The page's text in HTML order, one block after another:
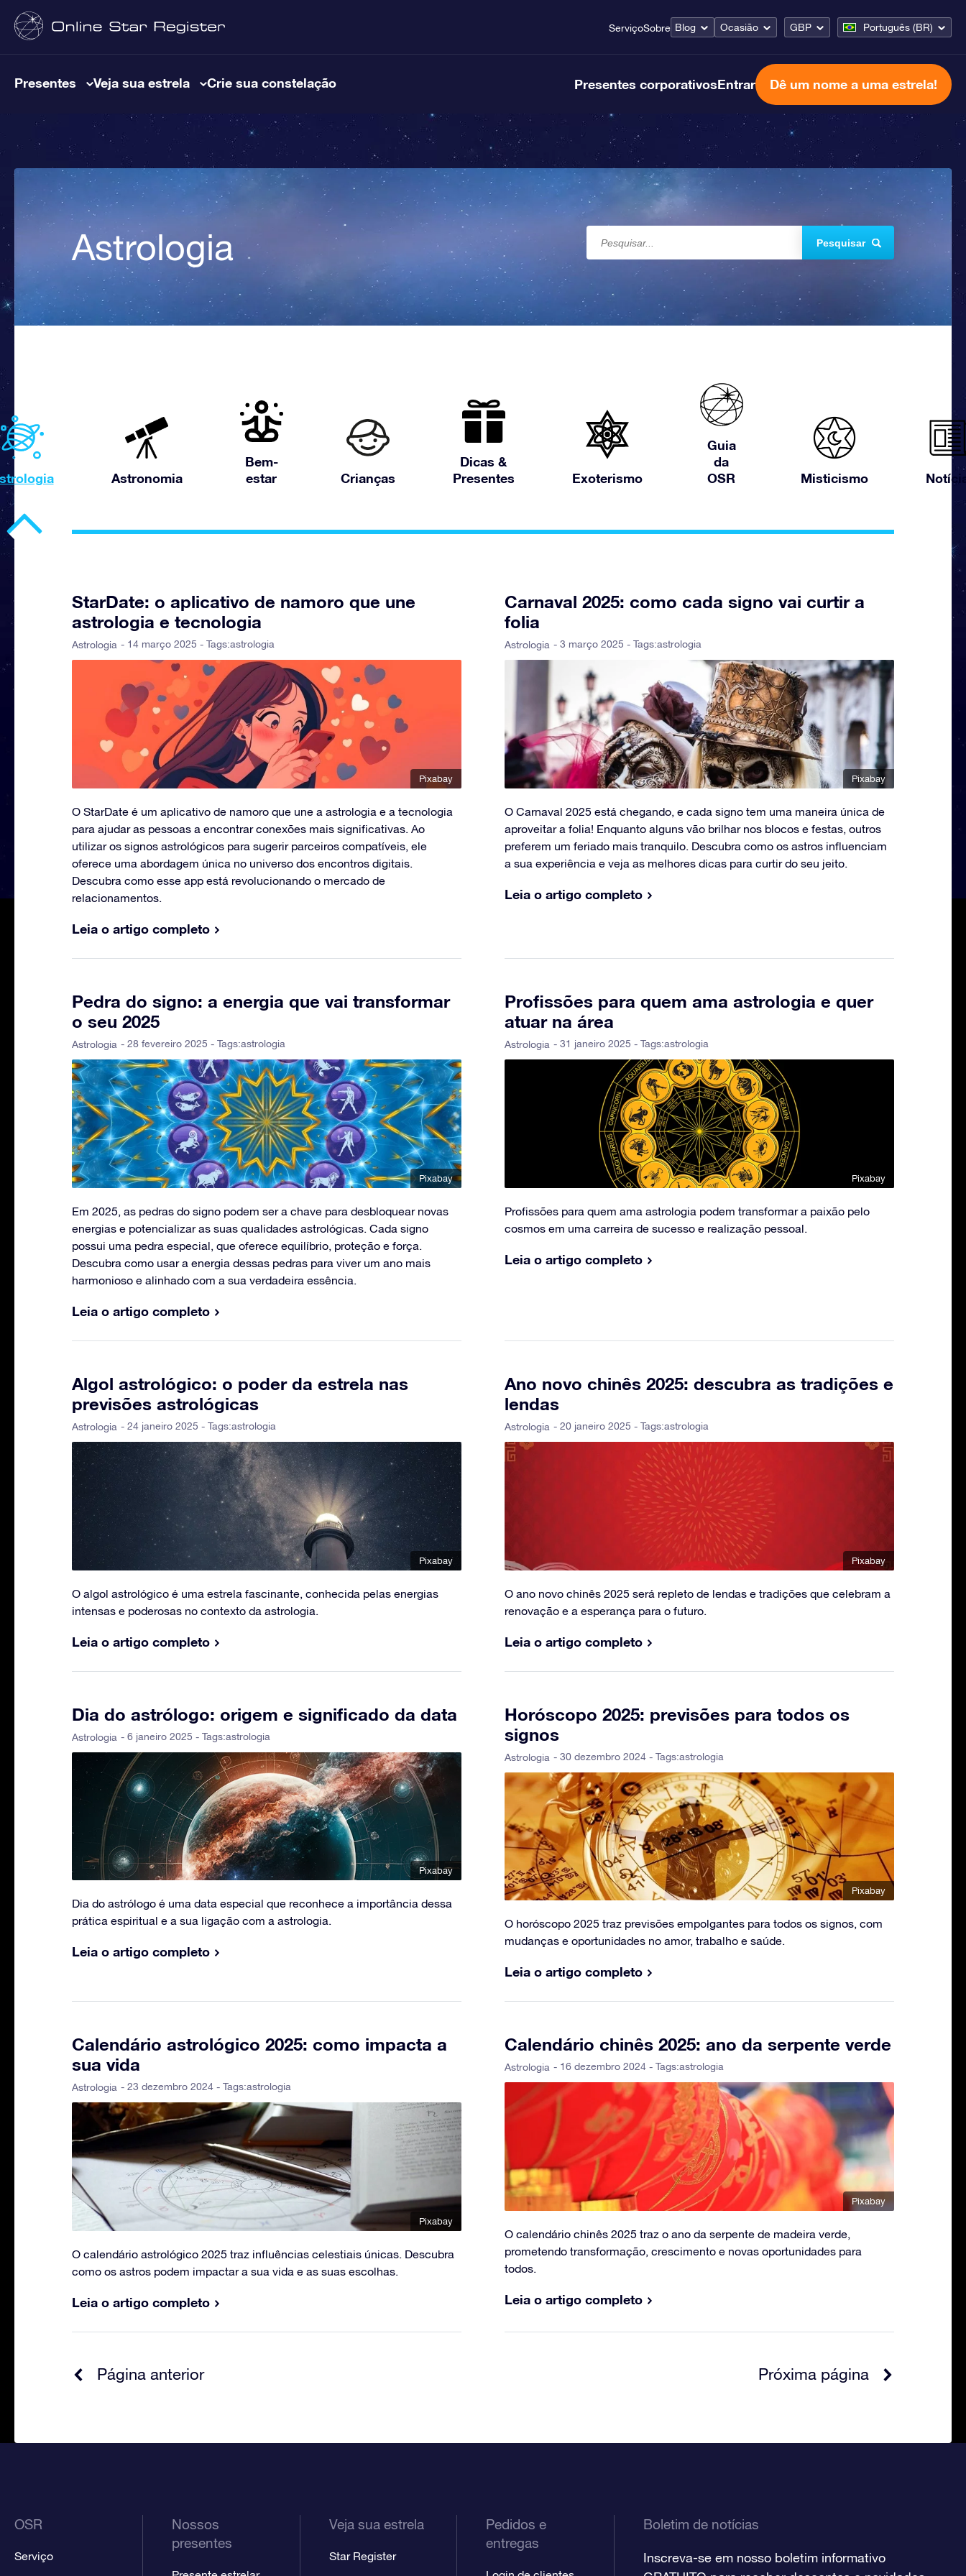
ServiçoSobre Blog Ocasião GBP Português (BR)
Presentes Veja sua estrela Crie sua constelação Presentes corporativosEntrar Dê um nome a uma estrela!
Astrologia Pesquisar
Astronomia
Bem-
estar
Crianças
Dicas &
Presentes
Exoterismo
Guia
da
OSR
Misticismo
StarDate: o aplicativo de namoro que une
astrologia e tecnologia
Astrologia - 14 março 2025 - Tags:astrologia
Pixabay
O StarDate é um aplicativo de namoro que une a astrologia e a tecnologia
para ajudar as pessoas a encontrar conexões mais significativas. Ao
utilizar os signos astrológicos para sugerir parceiros compatíveis, ele
oferece uma abordagem única no universo dos encontros digitais.
Descubra como esse app está revolucionando o mercado de
relacionamentos.
Leia o artigo completo
Carnaval 2025: como cada signo vai curtir a
folia
Astrologia - 3 março 2025 - Tags:astrologia
Pixabay
O Carnaval 2025 está chegando, e cada signo tem uma maneira única de
aproveitar a folia! Enquanto alguns vão brilhar nos blocos e festas, outros
preferem um feriado mais tranquilo. Descubra como os astros influenciam
a sua experiência e veja as melhores dicas para curtir do seu jeito.
Leia o artigo completo
Pedra do signo: a energia que vai transformar
o seu 2025
Astrologia - 28 fevereiro 2025 - Tags:astrologia
Pixabay
Em 2025, as pedras do signo podem ser a chave para desbloquear novas
energias e potencializar as suas qualidades astrológicas. Cada signo
possui uma pedra especial, que oferece equilíbrio, proteção e força.
Descubra como usar a energia dessas pedras para viver um ano mais
harmonioso e alinhado com a sua verdadeira essência.
Leia o artigo completo
Profissões para quem ama astrologia e quer
atuar na área
Astrologia - 31 janeiro 2025 - Tags:astrologia
Pixabay
Profissões para quem ama astrologia podem transformar a paixão pelo
cosmos em uma carreira de sucesso e realização pessoal.
Leia o artigo completo
Algol astrológico: o poder da estrela nas
previsões astrológicas
Astrologia - 24 janeiro 2025 - Tags:astrologia
Pixabay
O algol astrológico é uma estrela fascinante, conhecida pelas energias
intensas e poderosas no contexto da astrologia.
Leia o artigo completo
Ano novo chinês 2025: descubra as tradições e
lendas
Astrologia - 20 janeiro 2025 - Tags:astrologia
Pixabay
O ano novo chinês 2025 será repleto de lendas e tradições que celebram a
renovação e a esperança para o futuro.
Leia o artigo completo
Dia do astrólogo: origem e significado da data
Astrologia - 6 janeiro 2025 - Tags:astrologia
Pixabay
Dia do astrólogo é uma data especial que reconhece a importância dessa
prática espiritual e a sua ligação com a astrologia.
Leia o artigo completo
Horóscopo 2025: previsões para todos os
signos
Astrologia - 30 dezembro 2024 - Tags:astrologia
Pixabay
O horóscopo 2025 traz previsões empolgantes para todos os signos, com
mudanças e oportunidades no amor, trabalho e saúde.
Leia o artigo completo
Calendário astrológico 2025: como impacta a
sua vida
Astrologia - 23 dezembro 2024 - Tags:astrologia
Pixabay
O calendário astrológico 2025 traz influências celestiais únicas. Descubra
como os astros podem impactar a sua vida e as suas escolhas.
Leia o artigo completo
Calendário chinês 2025: ano da serpente verde
Astrologia - 16 dezembro 2024 - Tags:astrologia
Pixabay
O calendário chinês 2025 traz o ano da serpente de madeira verde,
prometendo transformação, crescimento e novas oportunidades para
todos.
Leia o artigo completo
Próxima página
Página anterior
OSR
Serviço
Nossos
presentes
Veja sua estrela
Star Register
Pedidos e
entregas
Boletim de notícias
Inscreva-se em nosso boletim informativo